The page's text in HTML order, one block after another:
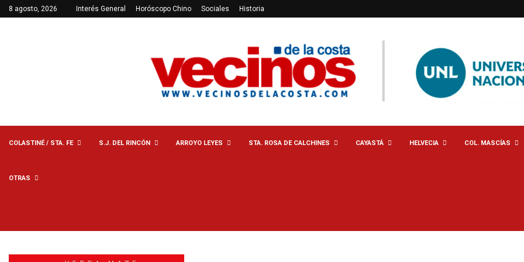
8 agosto, 2026 Interés General Horóscopo Chino Sociales Historia
COLASTINÉ / STA. FE S.J. DEL RINCÓN ARROYO LEYES STA. ROSA DE CALCHINES CAYASTÁ HELVECIA COL. MASCÍAS
OTRAS